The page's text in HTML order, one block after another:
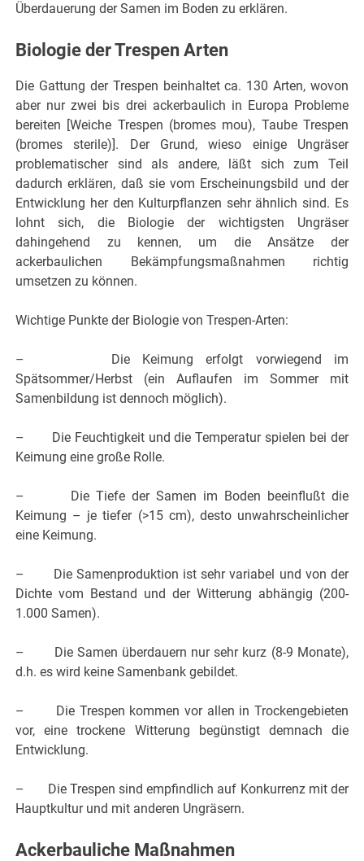
Überdauerung der Samen im Boden zu erklären.
Biologie der Trespen Arten
Die Gattung der Trespen beinhaltet ca. 130 Arten, wovon
aber nur zwei bis drei ackerbaulich in Europa Probleme
bereiten [Weiche Trespen (bromes mou), Taube Trespen
(bromes sterile)]. Der Grund, wieso einige Ungräser
problematischer sind als andere, läßt sich zum Teil
dadurch erklären, daß sie vom Erscheinungsbild und der
Entwicklung her den Kulturpflanzen sehr ähnlich sind. Es
lohnt sich, die Biologie der wichtigsten Ungräser
dahingehend zu kennen, um die Ansätze der
ackerbaulichen Bekämpfungsmaßnahmen richtig
umsetzen zu können.
Wichtige Punkte der Biologie von Trespen-Arten:
– Die Keimung erfolgt vorwiegend im
Spätsommer/Herbst (ein Auflaufen im Sommer mit
Samenbildung ist dennoch möglich).
– Die Feuchtigkeit und die Temperatur spielen bei der
Keimung eine große Rolle.
– Die Tiefe der Samen im Boden beeinflußt die
Keimung – je tiefer (>15 cm), desto unwahrscheinlicher
eine Keimung.
– Die Samenproduktion ist sehr variabel und von der
Dichte vom Bestand und der Witterung abhängig (200-
1.000 Samen).
– Die Samen überdauern nur sehr kurz (8-9 Monate),
d.h. es wird keine Samenbank gebildet.
– Die Trespen kommen vor allen in Trockengebieten
vor, eine trockene Witterung begünstigt demnach die
Entwicklung.
– Die Trespen sind empfindlich auf Konkurrenz mit der
Hauptkultur und mit anderen Ungräsern.
Ackerbauliche Maßnahmen